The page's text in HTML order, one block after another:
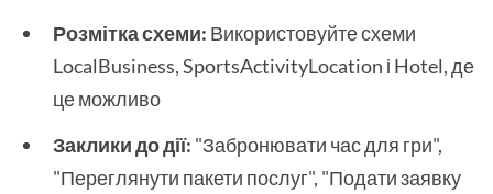
Розмітка схеми: Використовуйте схеми
LocalBusiness, SportsActivityLocation і Hotel, де
це можливо
Заклики до дії: "Забронювати час для гри",
"Переглянути пакети послуг", "Подати заявку